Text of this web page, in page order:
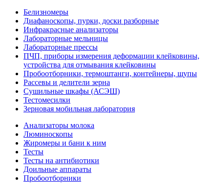
Белизномеры
Диафаноскопы, пурки, доски разборные
Инфракрасные анализаторы
Лабораторные мельницы
Лабораторные прессы
ПЧП, приборы измерения деформации клейковины,
устройства для отмывания клейковины
Пробоотборники, термоштанги, контейнеры, щупы
Рассевы и делители зерна
Сушильные шкафы (АСЭШ)
Тестомесилки
Зерновая мобильная лаборатория
Анализаторы молока
Люминоскопы
Жиромеры и бани к ним
Тесты
Тесты на антибиотики
Доильные аппараты
Пробоотборники